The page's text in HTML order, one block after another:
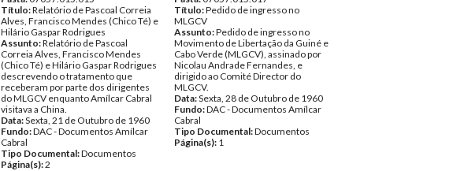
Título:Relatório de Pascoal Correia
Alves, Francisco Mendes (Chico Té) e
Hilário Gaspar Rodrigues
Assunto:Relatório de Pascoal
Correia Alves, Francisco Mendes
(Chico Té) e Hilário Gaspar Rodrigues
descrevendo o tratamento que
receberam por parte dos dirigentes
do MLGCV enquanto Amílcar Cabral
visitava a China.
Data:Sexta, 21 de Outubro de 1960
Fundo:DAC - Documentos Amílcar
Cabral
Tipo Documental:Documentos
Página(s):2
Título:Pedido de ingresso no
MLGCV
Assunto:Pedido de ingresso no
Movimento de Libertação da Guiné e
Cabo Verde (MLGCV), assinado por
Nicolau Andrade Fernandes, e
dirigido ao Comité Director do
MLGCV.
Data:Sexta, 28 de Outubro de 1960
Fundo:DAC - Documentos Amílcar
Cabral
Tipo Documental:Documentos
Página(s): 1